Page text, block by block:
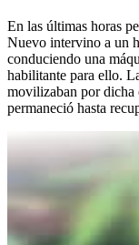
En las últimas horas
Nuevo intervino a un
conduciendo una
habilitante para ello.
movilizaban por dicha
permaneció hasta